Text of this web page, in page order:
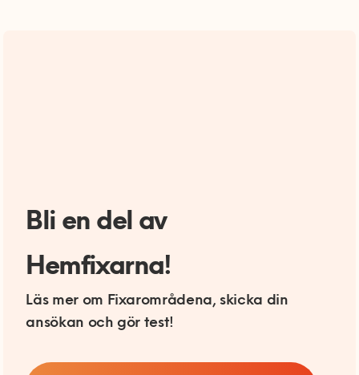
Bli en del av
Hemfixarna!
Läs mer om Fixarområdena, skicka din
ansökan och gör test!